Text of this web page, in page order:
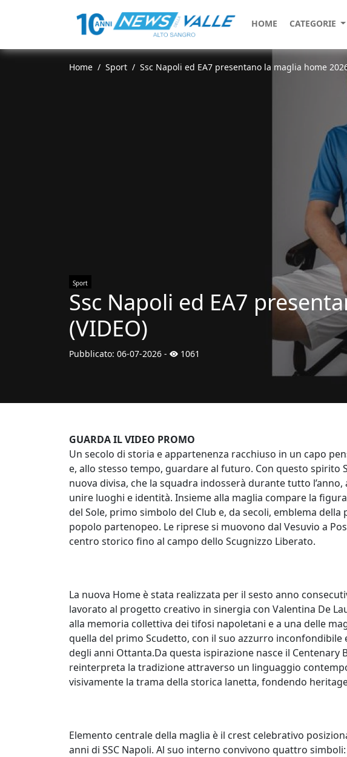
HOME CATEGORIE
Home Sport Ssc Napoli ed EA7 presentano la maglia home
Sport
Ssc Napoli ed EA7
(VIDEO)
Pubblicato: 06-07-2026 - 1061
GUARDA IL VIDEO PROMO
Un secolo di storia e appartenenza racchiuso in un capo
e, allo stesso tempo, guardare al futuro. Con questo spirito
nuova divisa, che la squadra indosserà durante tutto
unire luoghi e identità. Insieme alla maglia compare la
del Sole, primo simbolo del Club e, da secoli, emblema della
popolo partenopeo. Le riprese si muovono dal Vesuvio a
centro storico fino al campo dello Scugnizzo Liberato.
La nuova Home è stata realizzata per il sesto anno
lavorato al progetto creativo in sinergia con Valentina De
alla memoria collettiva dei tifosi napoletani e a una delle
quella del primo Scudetto, con il suo azzurro inconfondibile
degli anni Ottanta.Da questa ispirazione nasce il Centenary
reinterpreta la tradizione attraverso un linguaggio
visivamente la trama della storica lanetta, fondendo
Elemento centrale della maglia è il crest celebrativo
anni di SSC Napoli. Al suo interno convivono quattro